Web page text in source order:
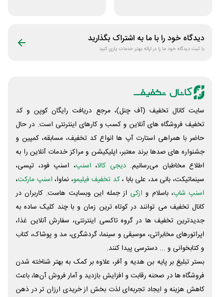
دیدگاه خود را با ما به اشتراک بگذارید
با ثبت دیدگاه خود ما را در ارائه بهتر خدمات یاری کنید
سایت کانال تخفیف (آف چنل)، مرجع دریافت رایگان کوپن و کد
تخفیف فروشگاه های آنلاین و کسب و‌ کارهای اینترنتی است. در حال
حاضر با همراهی استارت آپ ها انواع کد تخفیف، مسابقه، کمپین و
جشنواره های صدها برند معتبر، اپلیکیشن و مراکز خدمات آنلاین را به
اطلاع مخاطبان می‌رسانیم. دیجی کالا، اسنپ، اسنپ فود، تپسی،
سینماتیکت، بانی مد، علی‌ بابا ،کد تخفیف فیلیمو، نماوا، اسنپ مارکت،
اسنپ شاپ، باسلام و ازکی از جمله این وبسایت ‌هاست. کاربران در
کانال تخفیف می توانند در کوتاه ترین زمان و با چند کلیک ساده به
جدیدترین تخفیف ها در گروه تاکسی اینترنتی، سفارش آنلاین غذا،
اپراتورهای مخابراتی، موسیقی و سینما، گردشگری، مد و پوشاک، کتاب
و کتابخوانی و ... دسترسی پیدا کنند.
بستر تبلیغ بر پایه بن هدیه و آفر، علاوه بر کمک به بهتر شناخته شدن
فروشگاه ها در صحنه رقابت و افزایش بازدید و آمار فروش آن‌ها، باعث
کاهش هزینه و ایجاد تجربه‌ای لذت بخش از خریدی ارزان تر در ذهن